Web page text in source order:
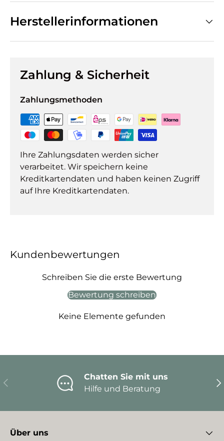
Herstellerinformationen
Zahlung & Sicherheit
Zahlungsmethoden
Ihre Zahlungsdaten werden sicher
verarbeitet. Wir speichern keine
Kreditkartendaten und haben keinen Zugriff
auf Ihre Kreditkartendaten.
Kundenbewertungen
Schreiben Sie die erste Bewertung
Bewertung schreiben
Keine Elemente gefunden
Vorherige
Chatten Sie mit uns
Hilfe und Beratung
Über uns